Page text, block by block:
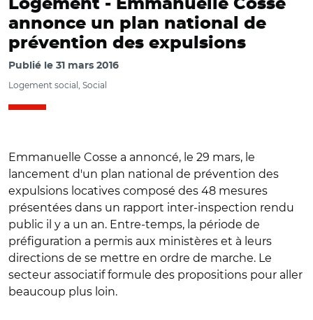
Logement - Emmanuelle Cosse
annonce un plan national de
prévention des expulsions
Publié le 31 mars 2016
Logement social, Social
Emmanuelle Cosse a annoncé, le 29 mars, le
lancement d'un plan national de prévention des
expulsions locatives composé des 48 mesures
présentées dans un rapport inter-inspection rendu
public il y a un an. Entre-temps, la période de
préfiguration a permis aux ministères et à leurs
directions de se mettre en ordre de marche. Le
secteur associatif formule des propositions pour aller
beaucoup plus loin.